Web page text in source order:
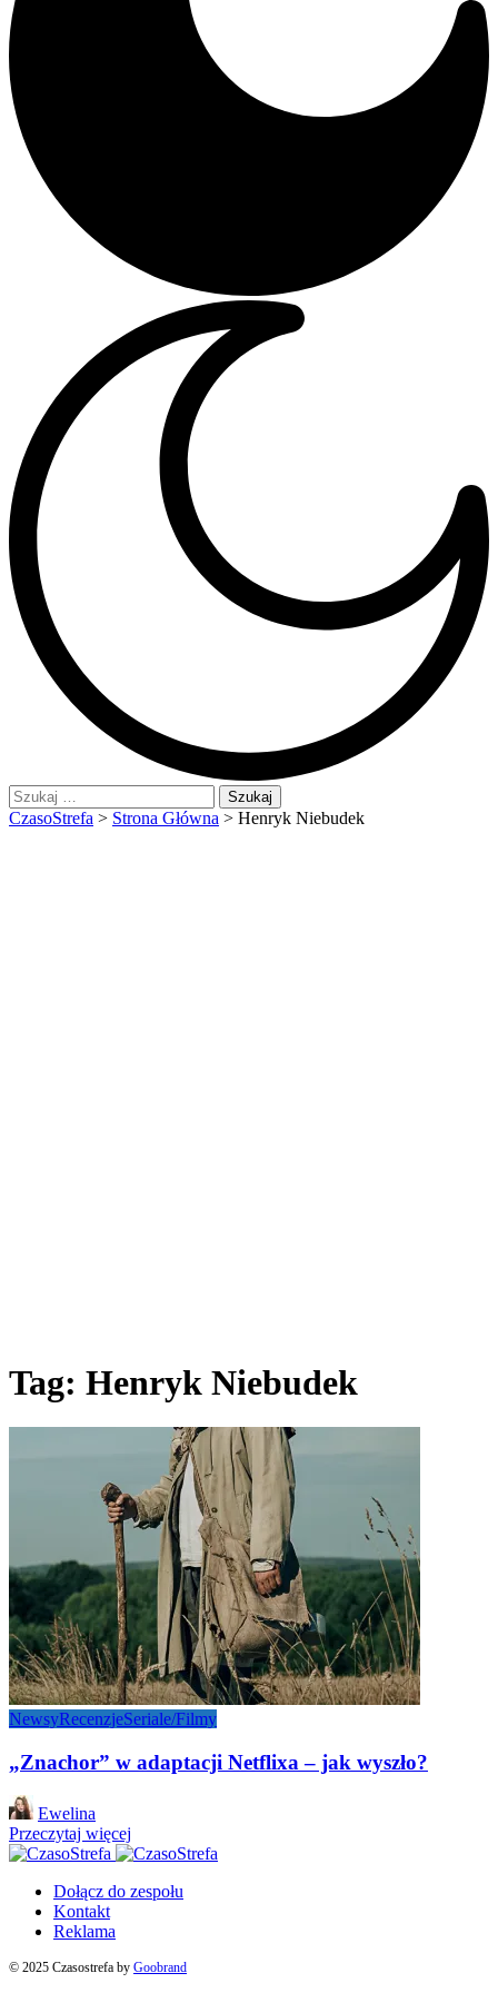
Szukaj:
CzasoStrefa > Strona Główna > Henryk Niebudek
Tag: Henryk Niebudek
NewsyRecenzjeSeriale/Filmy
„Znachor” w adaptacji Netflixa – jak wyszło?
Posted
by
Ewelina
Przeczytaj więcej
Dołącz do zespołu
Kontakt
Reklama
© 2025 Czasostrefa by Goobrand